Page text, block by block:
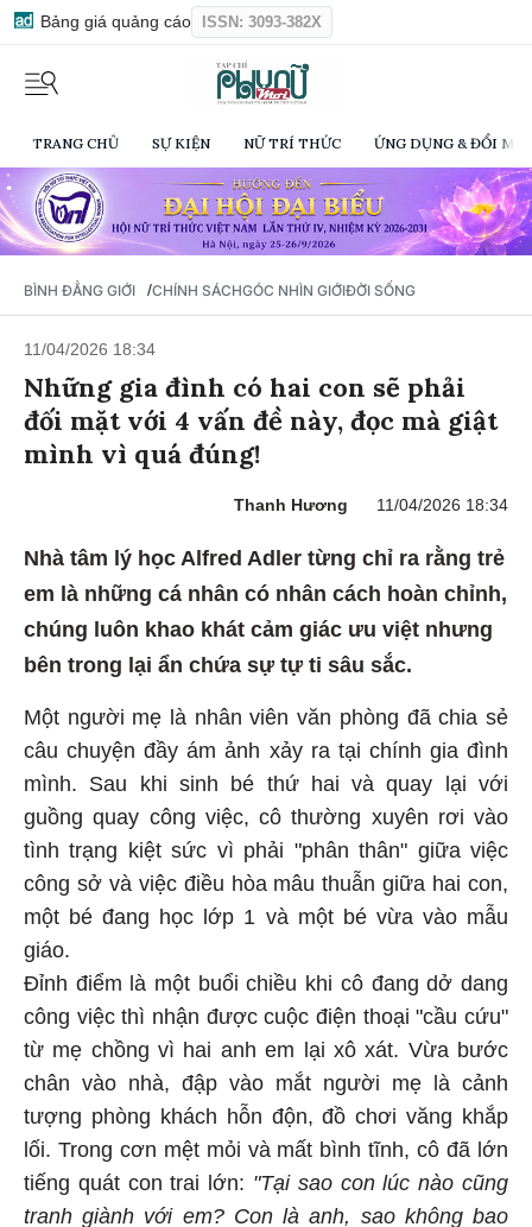
Bảng giá quảng cáo ISSN: 3093-382X
TRANG CHỦ SỰ KIỆN NỮ TRÍ THỨC ỨNG DỤNG & ĐỔI
BÌNH ĐẲNG GIỚI /CHÍNH SÁCHGÓC NHÌN GIỚIĐỜI SỐNG
11/04/2026 18:34
Những gia đình có hai con sẽ phải
đối mặt với 4 vấn đề này, đọc mà giật
mình vì quá đúng!
Thanh Hương 11/04/2026 18:34
Nhà tâm lý học Alfred Adler từng chỉ ra rằng trẻ
em là những cá nhân có nhân cách hoàn chỉnh,
chúng luôn khao khát cảm giác ưu việt nhưng
bên trong lại ẩn chứa sự tự ti sâu sắc.
Một người mẹ là nhân viên văn phòng đã chia sẻ
câu chuyện đầy ám ảnh xảy ra tại chính gia đình
mình. Sau khi sinh bé thứ hai và quay lại với
guồng quay công việc, cô thường xuyên rơi vào
tình trạng kiệt sức vì phải "phân thân" giữa việc
công sở và việc điều hòa mâu thuẫn giữa hai con,
một bé đang học lớp 1 và một bé vừa vào mẫu
giáo.
Đỉnh điểm là một buổi chiều khi cô đang dở dang
công việc thì nhận được cuộc điện thoại "cầu cứu"
từ mẹ chồng vì hai anh em lại xô xát. Vừa bước
chân vào nhà, đập vào mắt người mẹ là cảnh
tượng phòng khách hỗn độn, đồ chơi văng khắp
lối. Trong cơn mệt mỏi và mất bình tĩnh, cô đã lớn
tiếng quát con trai lớn: "Tại sao con lúc nào cũng
tranh giành với em? Con là anh, sao không bao